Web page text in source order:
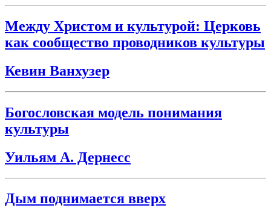
Между Христом и культурой: Церковь
как сообщество проводников культуры
Кевин Ванхузер
Богословская модель понимания
культуры
Уильям А. Дернесс
Дым поднимается вверх